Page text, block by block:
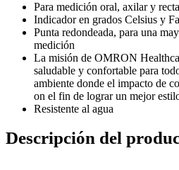
Para medición oral, axilar y
Indicador en grados Celsius y
Punta redondeada, para una
medición
La misión de OMRON
saludable y confortable para
ambiente donde el impacto de
on el fin de lograr un mejor
Resistente al agua
Descripción del